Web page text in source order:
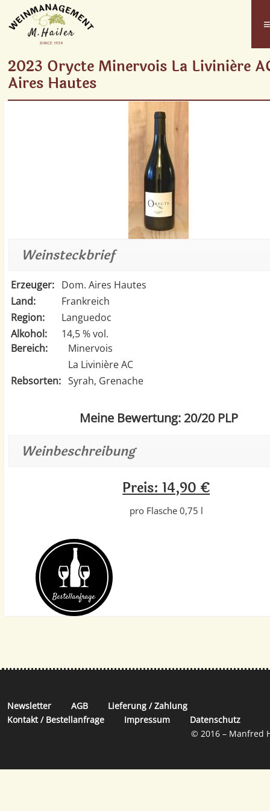
≡
2023 Orycte Minervois La Liviniére
Aires Hautes
Weinsteckbrief
Erzeuger: Dom. Aires Hautes
Land:
Frankreich
Region:
Languedoc
Alkohol:
14,5 % vol.
Bereich:
Minervois
La Livinière AC
Rebsorten: Syrah, Grenache
Meine Bewertung: 20/20 PLP
Weinbeschreibung
Preis: 14,90 €
pro Flasche 0,75 l
Bestellanfrage
Newsletter AGB
Lieferung / Zahlung
Kontakt / Bestellanfrage
Impressum
Datenschutz
© 2016 – Manfred